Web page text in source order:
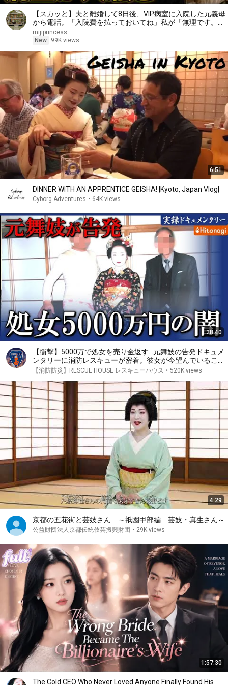
【スカッと】夫と離婚して8日後、VIP病室に入院した元義母
から電話。「入院費を払っておいてね」私が「無理です。だ
って、もう他人ですから」と答えた瞬間、病室は大騒ぎにな
った……。
mijiprincess
New
99K views
6:51
DINNER WITH AN APPRENTICE GEISHA! |Kyoto, Japan Vlog|
Cyborg Adventures • 64K views
28:40
【衝撃】5000万で処女を売り金返す…元舞妓の告発ドキュメ
ンタリーに消防レスキューが密着。彼女が今望んでいること
は…!?
【消防防災】RESCUE HOUSE レスキューハウス • 520K views
4:29
京都の五花街と芸妓さん ～祇園甲部編 芸妓・真生さん～
公益財団法人京都伝統伎芸振興財団 • 29K views
1:57:30
The Cold CEO Who Never Loved Anyone Finally Found His